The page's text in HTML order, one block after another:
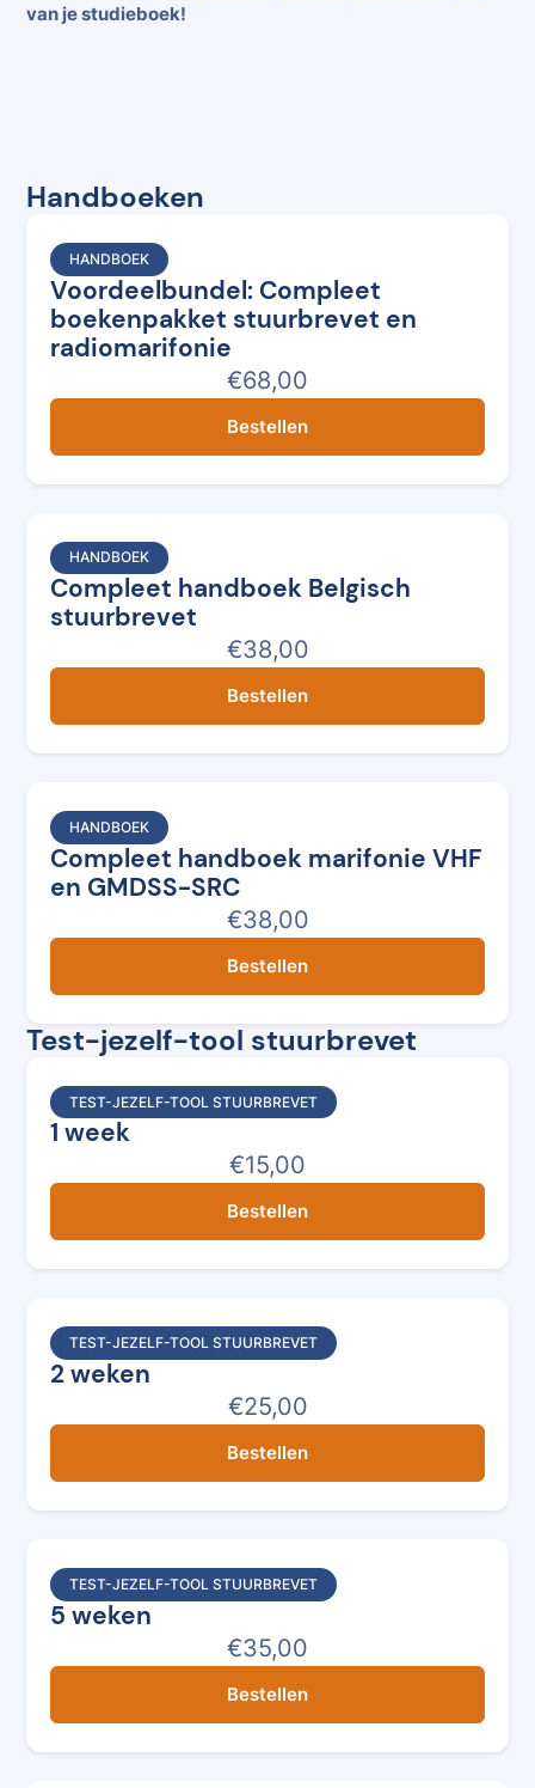
van je studieboek!
Handboeken
HANDBOEK
Voordeelbundel: Compleet
boekenpakket stuurbrevet en
radiomarifonie
€68,00
Bestellen
HANDBOEK
Compleet handboek Belgisch
stuurbrevet
€38,00
Bestellen
HANDBOEK
Compleet handboek marifonie VHF
en GMDSS-SRC
€38,00
Bestellen
Test-jezelf-tool stuurbrevet
TEST-JEZELF-TOOL STUURBREVET
1 week
€15,00
Bestellen
TEST-JEZELF-TOOL STUURBREVET
2 weken
€25,00
Bestellen
TEST-JEZELF-TOOL STUURBREVET
5 weken
€35,00
Bestellen